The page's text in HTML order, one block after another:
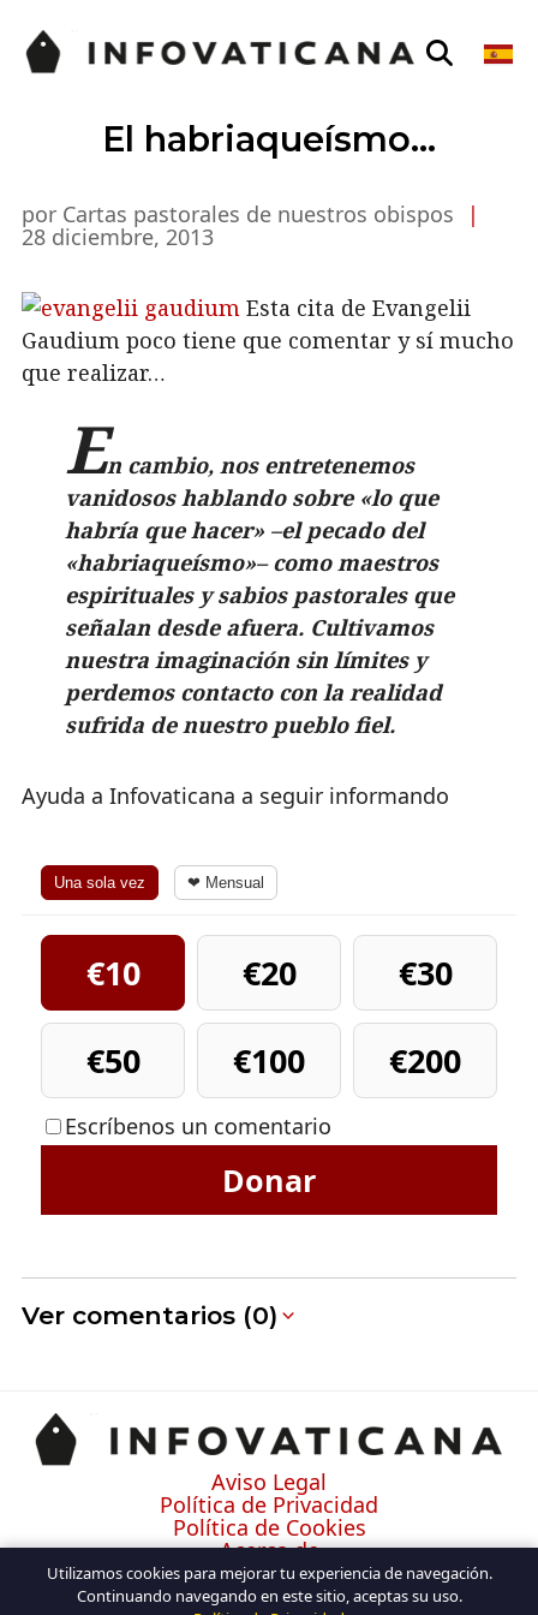
El habriaqueísmo…
por Cartas pastorales de nuestros obispos |
28 diciembre, 2013
Esta cita de Evangelii
Gaudium poco tiene que comentar y sí mucho
que realizar…
En cambio, nos entretenemos
vanidosos hablando sobre «lo que
habría que hacer» –el pecado del
«habriaqueísmo»– como maestros
espirituales y sabios pastorales que
señalan desde afuera. Cultivamos
nuestra imaginación sin límites y
perdemos contacto con la realidad
sufrida de nuestro pueblo fiel.
Ayuda a Infovaticana a seguir informando
Una sola vez ❤ Mensual
€10 €20
€30
€50
€100 €200
Escríbenos un comentario
Donar
Ver comentarios (0)
Aviso Legal
Política de Privacidad
Política de Cookies
Acerca de
Contacto
Utilizamos cookies para mejorar tu experiencia de navegación.
Continuando navegando en este sitio, aceptas su uso.